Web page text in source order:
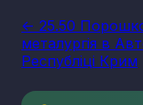
<- 25.50
металургія в
Республіці Крим